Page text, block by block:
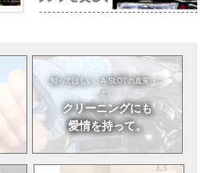
知ってほしい。A-SLOTの真実（こ
と）
クリーニングにも
愛情を持って。